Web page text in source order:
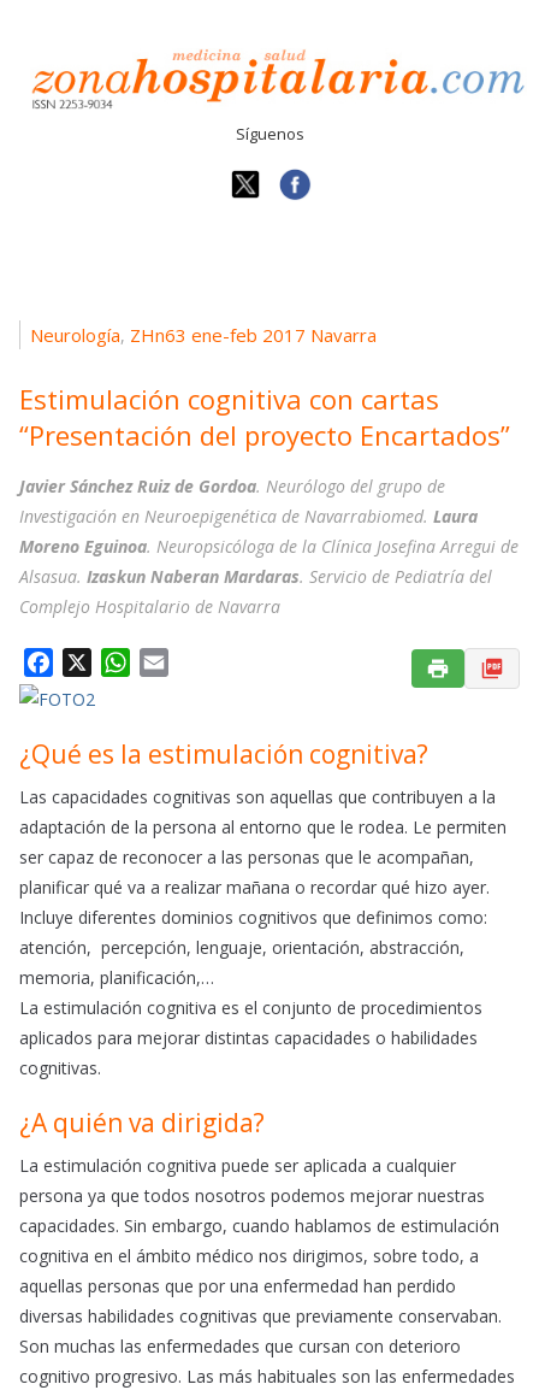
Síguenos
Neurología, ZHn63 ene-feb 2017 Navarra
Estimulación cognitiva con cartas
“Presentación del proyecto Encartados”
Javier Sánchez Ruiz de Gordoa. Neurólogo del grupo de
Investigación en Neuroepigenética de Navarrabiomed. Laura
Moreno Eguinoa. Neuropsicóloga de la Clínica Josefina Arregui de
Alsasua. Izaskun Naberan Mardaras. Servicio de Pediatría del
Complejo Hospitalario de Navarra
a
e
o
o
k
W
t
A
p
p
i
¿Qué es la estimulación cognitiva?
Las capacidades cognitivas son aquellas que contribuyen a la
adaptación de la persona al entorno que le rodea. Le permiten
ser capaz de reconocer a las personas que le acompañan,
planificar qué va a realizar mañana o recordar qué hizo ayer.
Incluye diferentes dominios cognitivos que definimos como:
atención, percepción, lenguaje, orientación, abstracción,
memoria, planificación,…
La estimulación cognitiva es el conjunto de procedimientos
aplicados para mejorar distintas capacidades o habilidades
cognitivas.
¿A quién va dirigida?
La estimulación cognitiva puede ser aplicada a cualquier
persona ya que todos nosotros podemos mejorar nuestras
capacidades. Sin embargo, cuando hablamos de estimulación
cognitiva en el ámbito médico nos dirigimos, sobre todo, a
aquellas personas que por una enfermedad han perdido
diversas habilidades cognitivas que previamente conservaban.
Son muchas las enfermedades que cursan con deterioro
cognitivo progresivo. Las más habituales son las enfermedades